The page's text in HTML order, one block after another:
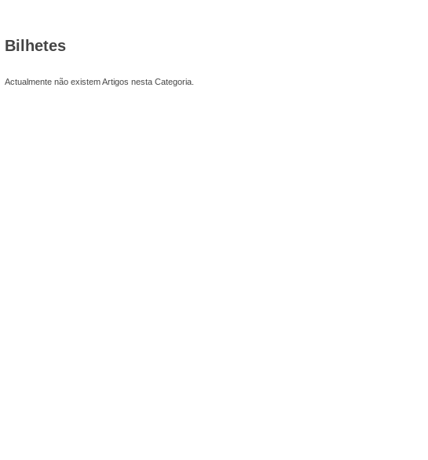
Bilhetes
Actualmente não existem Artigos nesta Categoria.